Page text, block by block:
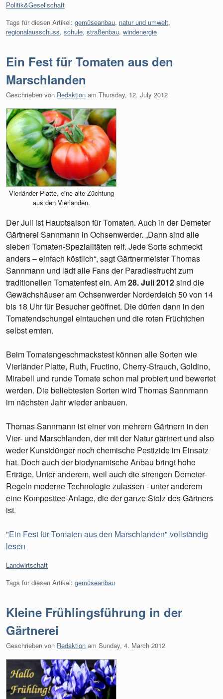
Kategorien:
Politik&Gesellschaft
Tags für diesen Artikel: gemüseanbau, natur und umwelt,
regionalausschuss, schule, straßenbau, windenergie
Ein Fest für Tomaten aus den
Marschlanden
Geschrieben von Redaktion am Thursday, 12. July 2012
Vierländer Platte, eine alte Züchtung
aus den Vierlanden.
Der Juli ist Hauptsaison für Tomaten. Auch in der Demeter
Gärtnerei Sannmann in Ochsenwerder. „Dann sind alle
sieben Tomaten-Spezialitäten reif. Jede Sorte schmeckt
anders – einfach köstlich“, sagt Gärtnermeister Thomas
Sannmann und lädt alle Fans der Paradiesfrucht zum
traditionellen Tomatenfest ein. Am28. Juli 2012sind die
Gewächshäuser am Ochsenwerder Norderdeich 50 von 14
bis 18 Uhr für Besucher geöffnet. Die dürfen dann in den
Tomatendschungel eintauchen und die roten Früchtchen
selbst ernten.
Beim Tomatengeschmackstest können alle Sorten wie
Vierländer Platte, Ruth, Fructino, Cherry-Strauch, Goldino,
Mirabell und runde Tomate schon mal probiert und bewertet
werden. Die beliebtesten Sorten wird Thomas Sannmann
im nächsten Jahr wieder anbauen.
Thomas Sannmann ist einer von mehrern Gärtnern in den
Vier- und Marschlanden, der mit der Natur gärtnert und also
weder Kunstdünger noch chemische Pestizide im Einsatz
hat. Doch auch der biodynamische Anbau bringt hohe
Erträge. Unter anderem, weil auch die strengen Demeter-
Regeln moderne Technologie zulassen - unter anderem
eine Komposttee-Anlage, die der ganze Stolz des Gärtners
ist.
"Ein Fest für Tomaten aus den Marschlanden" vollständig
lesen
Kategorien:
Landwirtschaft
Tags für diesen Artikel: gemüseanbau
Kleine Frühlingsführung in der
Gärtnerei
Geschrieben von Redaktion am Sunday, 4. March 2012